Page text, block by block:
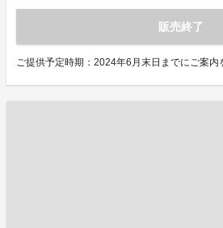
販売終了
ご提供予定時期：2024年6月末日までにご案内